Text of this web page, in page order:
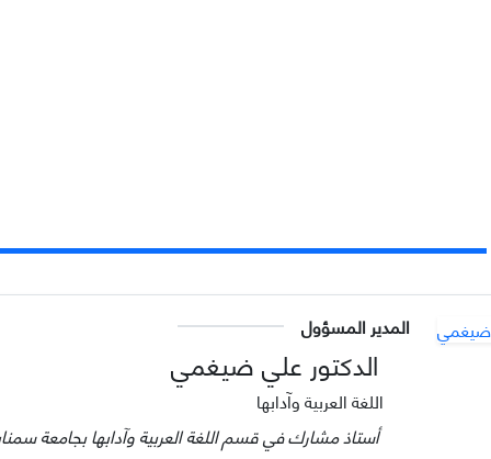
المدير المسؤول
الدكتور علي ضيغمي
اللغة العربية وآدابها
أستاذ مشارك في قسم اللغة العربية وآدابها بجامعة